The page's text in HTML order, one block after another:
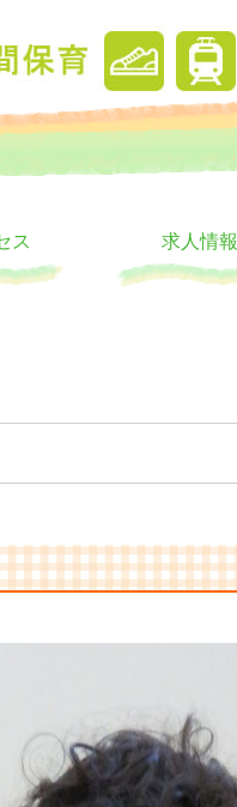
ス 求人情報